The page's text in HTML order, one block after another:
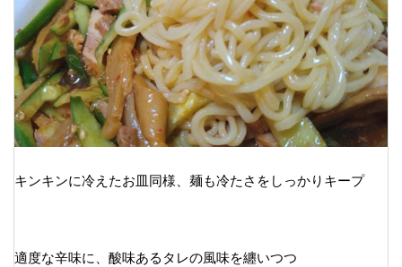
キンキンに冷えたお皿同様、麺も冷たさをしっかりキープ
適度な辛味に、酸味あるタレの風味を纏いつつ